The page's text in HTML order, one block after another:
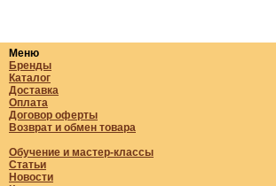
Меню
Бренды
Каталог
Доставка
Оплата
Договор оферты
Возврат и обмен товара
Обучение и мастер-классы
Статьи
Новости